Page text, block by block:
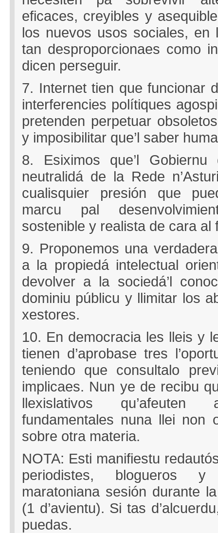
eficaces, creyibles y
los nuevos usos sociales, en
tan desproporcionaes como
dicen perseguir.
7. Internet tien que funcionar
interferencies polítiques
pretenden perpetuar
y imposibilitar que’l saber
8. Esiximos que’l
neutralidá de la Rede
cualisquier presión que
marcu pal
sostenible y realista de cara al
9. Proponemos una
a la propiedá intelectual
devolver a la sociedá’l
dominiu públicu y llimitar los
xestores.
10. En democracia les lleis y
tienen d’aprobase tres
teniendo que consultalo
implicaes. Nun ye de recibu
llexislativos
fundamentales nuna llei non
sobre otra materia.
NOTA: Esti manifiestu
periodistes, blogueros y
maratoniana sesión durante
(1 d’avientu). Si tas
puedas.